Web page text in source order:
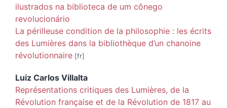
ilustrados na biblioteca de um cônego
revolucionário
La périlleuse condition de la philosophie : les écrits
des Lumières dans la bibliothèque d’un chanoine
révolutionnaire
Luiz Carlos Villalta
Représentations critiques des Lumières, de la
Révolution française et de la Révolution de 1817 au